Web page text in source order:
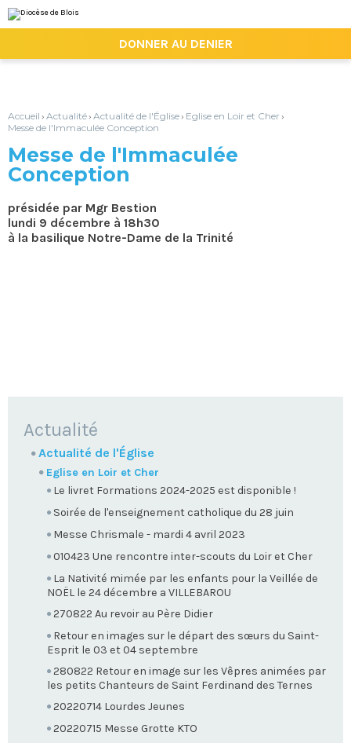
au
contenu.
la
personnels
DONNER AU DENIER
Accueil › Actualité› Actualité de l'Église› Eglise en Loir et Cher›
Messe de l'Immaculée Conception
Messe de l'Immaculée
Conception
présidée par Mgr Bestion
lundi 9 décembre à 18h30
à la basilique Notre-Dame de la Trinité
NAVIGATION
Actualité
Actualité de l'Église
Eglise en Loir et Cher
Le livret Formations 2024-2025 est disponible !
Soirée de l'enseignement catholique du 28 juin
Messe Chrismale - mardi 4 avril 2023
010423 Une rencontre inter-scouts du Loir et Cher
La Nativité mimée par les enfants pour la Veillée de
NOËL le 24 décembre a VILLEBAROU
270822 Au revoir au Père Didier
Retour en images sur le départ des sœurs du Saint-
Esprit le 03 et 04 septembre
280822 Retour en image sur les Vêpres animées par
les petits Chanteurs de Saint Ferdinand des Ternes
20220714 Lourdes Jeunes
20220715 Messe Grotte KTO